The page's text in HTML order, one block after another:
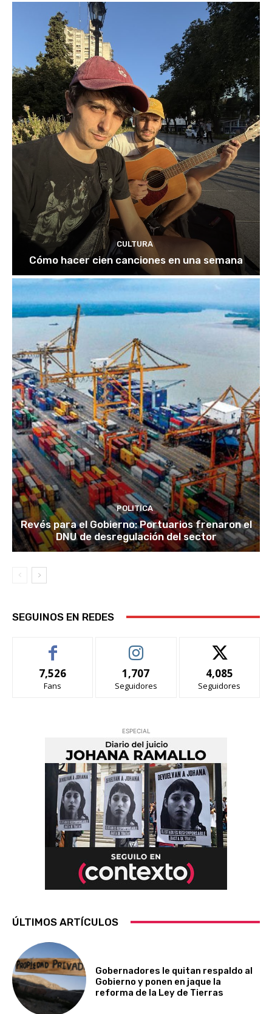
CULTURA
Cómo hacer cien canciones en una semana
POLITICA
Revés para el Gobierno: Portuarios frenaron el
DNU de desregulación del sector
SEGUINOS EN REDES
7,526
Fans
1,707
Seguidores
4,085
Seguidores
ESPECIAL
ÚLTIMOS ARTÍCULOS
Gobernadores le quitan respaldo al
Gobierno y ponen en jaque la
reforma de la Ley de Tierras